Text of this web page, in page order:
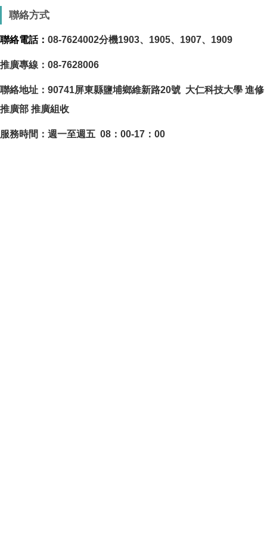
聯絡方式
聯絡電話： 08-7624002分機1903、1905、1907、1909
推廣專線：08-7628006
聯絡地址：90741屏東縣鹽埔鄉維新路20號 大仁科技大學 進修
推廣部 推廣組收
服務時間：週一至週五 08：00-17：00